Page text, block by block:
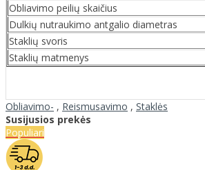
Obliavimo peilių skaičius
Dulkių nutraukimo antgalio diametras
Staklių svoris
Staklių matmenys
Obliavimo- , Reismusavimo , Staklės
Susijusios prekės
Populiari